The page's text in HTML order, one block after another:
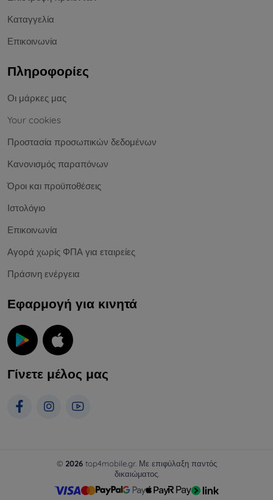
Καταγγελία
Επικοινωνία
Πληροφορίες
Οι μάρκες μας
Your cookies
Προστασία προσωπικών δεδομένων
Κανονισμός παραπόνων
Όροι και προϋποθέσεις
Ιστολόγιο
Επικοινωνία
Αγορά χωρίς ΦΠΑ για εταιρείες
Πράσινη ενέργεια
Εφαρμογή για κινητά
Γίνετε μέλος μας
© 2026top4mobile.gr. Με επιφύλαξη παντός
δικαιώματος.